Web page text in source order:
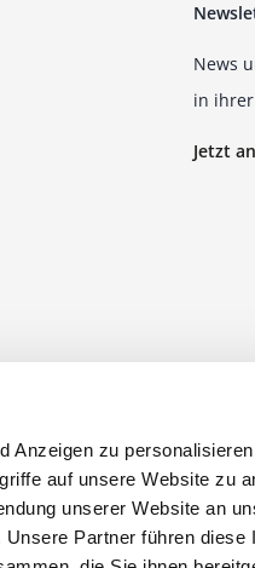
Anzeigen zu
auf unsere Website zu
unserer Website an
Partner führen diese
News
in
Jetzt